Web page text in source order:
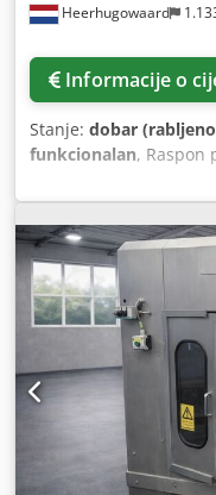
Heerhugowaard
Informacije o
Stanje: dobar
funkcionalan, Raspon
Aetqmv Doifjrf
proizvodnje: do 150
ili 153 mm (603)